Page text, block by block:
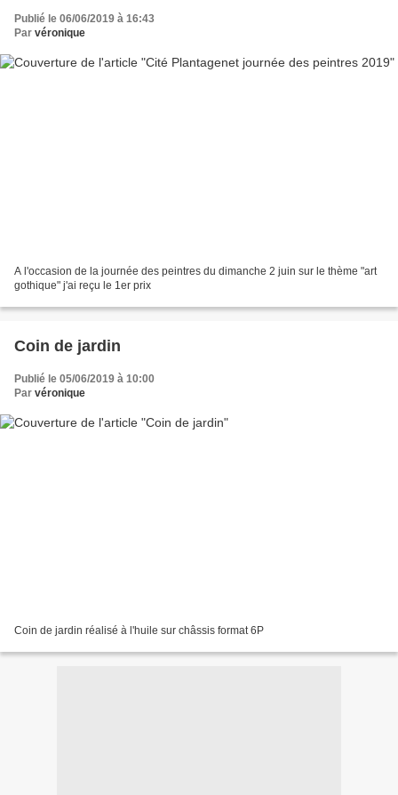
Publié le 06/06/2019 à 16:43
Par véronique
A l'occasion de la journée des peintres du dimanche 2 juin sur le thème "art
gothique" j'ai reçu le 1er prix
Coin de jardin
Publié le 05/06/2019 à 10:00
Par véronique
Coin de jardin réalisé à l'huile sur châssis format 6P